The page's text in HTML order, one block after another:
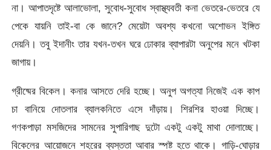
না। আপাতদৃষ্টে আলাভোলা, সুবোধ-সুবোধ স্বাস্থ্যবতী কনা ভেতরে-ভেতরে যে
পেকে যায়নি তাই-বা কে জানে? মেয়েটা অবশ্য কখনো অশোভন ইঙ্গিত
দেয়নি। তবু ইদানীং তার যখন-তখন ঘরে ঢোকার ব্যাপারটা অনুপের মনে খটকা
জাগায়।
গ্রীষ্মের বিকেল। কনার আসতে দেরি হচ্ছে। অনুপ অগত্যা নিজেই এক কাপ
চা বানিয়ে দোতলার ব্যালকনিতে এসে দাঁড়ায়। শিরশির হাওয়া দিচ্ছে।
গণকপাড়া মসজিদের সামনের সুপারিগাছ দুটো একটু একটু মাথা দোলাচ্ছে।
বিকেলের আয়োজনে শহরের ব্যস্ততা আবার স্পষ্ট হতে থাকে। গাড়ি-ঘোড়ার